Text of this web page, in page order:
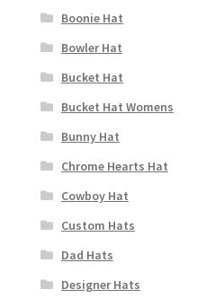
Boonie Hat
Bowler Hat
Bucket Hat
Bucket Hat Womens
Bunny Hat
Chrome Hearts Hat
Cowboy Hat
Custom Hats
Dad Hats
Designer Hats